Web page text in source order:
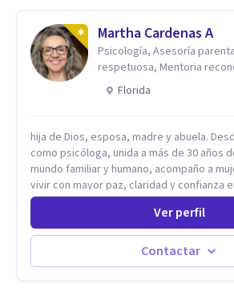
Adolescentes y AdultosMartha Cardenas A
Psicología, Asesoría
respetuosa, Mentoria
Florida
hija de Dios, esposa, madre y abuela.
como psicóloga, unida a más de 30 años
mundo familiar y humano, acompaño a
vivir con mayor paz, claridad y confianza
profundamente que la vida está hecha
ciclo —personal, emocional, espiritual y
oportunidades de crecimiento. Por eso
combinación de psicología positiva,
herramientas contemporáneas de
Ver perfil
Contactar